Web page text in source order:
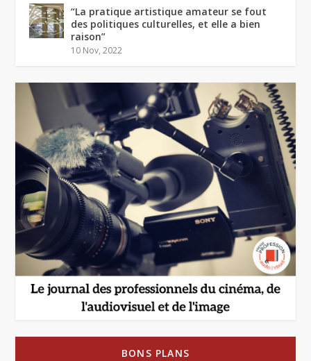
“La pratique artistique amateur se fout
des politiques culturelles, et elle a bien
raison”
10 Nov, 2022
BONS PLANS